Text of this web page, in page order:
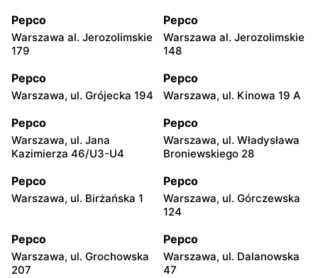
Pepco
Warszawa al. Jerozolimskie
179
Pepco
Warszawa al. Jerozolimskie
148
Pepco
Warszawa, ul. Grójecka 194
Pepco
Warszawa, ul. Kinowa 19 A
Pepco
Warszawa, ul. Jana
Kazimierza 46/U3-U4
Pepco
Warszawa, ul. Władysława
Broniewskiego 28
Pepco
Warszawa, ul. Birżańska 1
Pepco
Warszawa, ul. Górczewska
124
Pepco
Warszawa, ul. Grochowska
207
Pepco
Warszawa, ul. Dalanowska
47